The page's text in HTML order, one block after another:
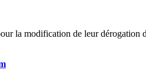
la modification de leur dérogation